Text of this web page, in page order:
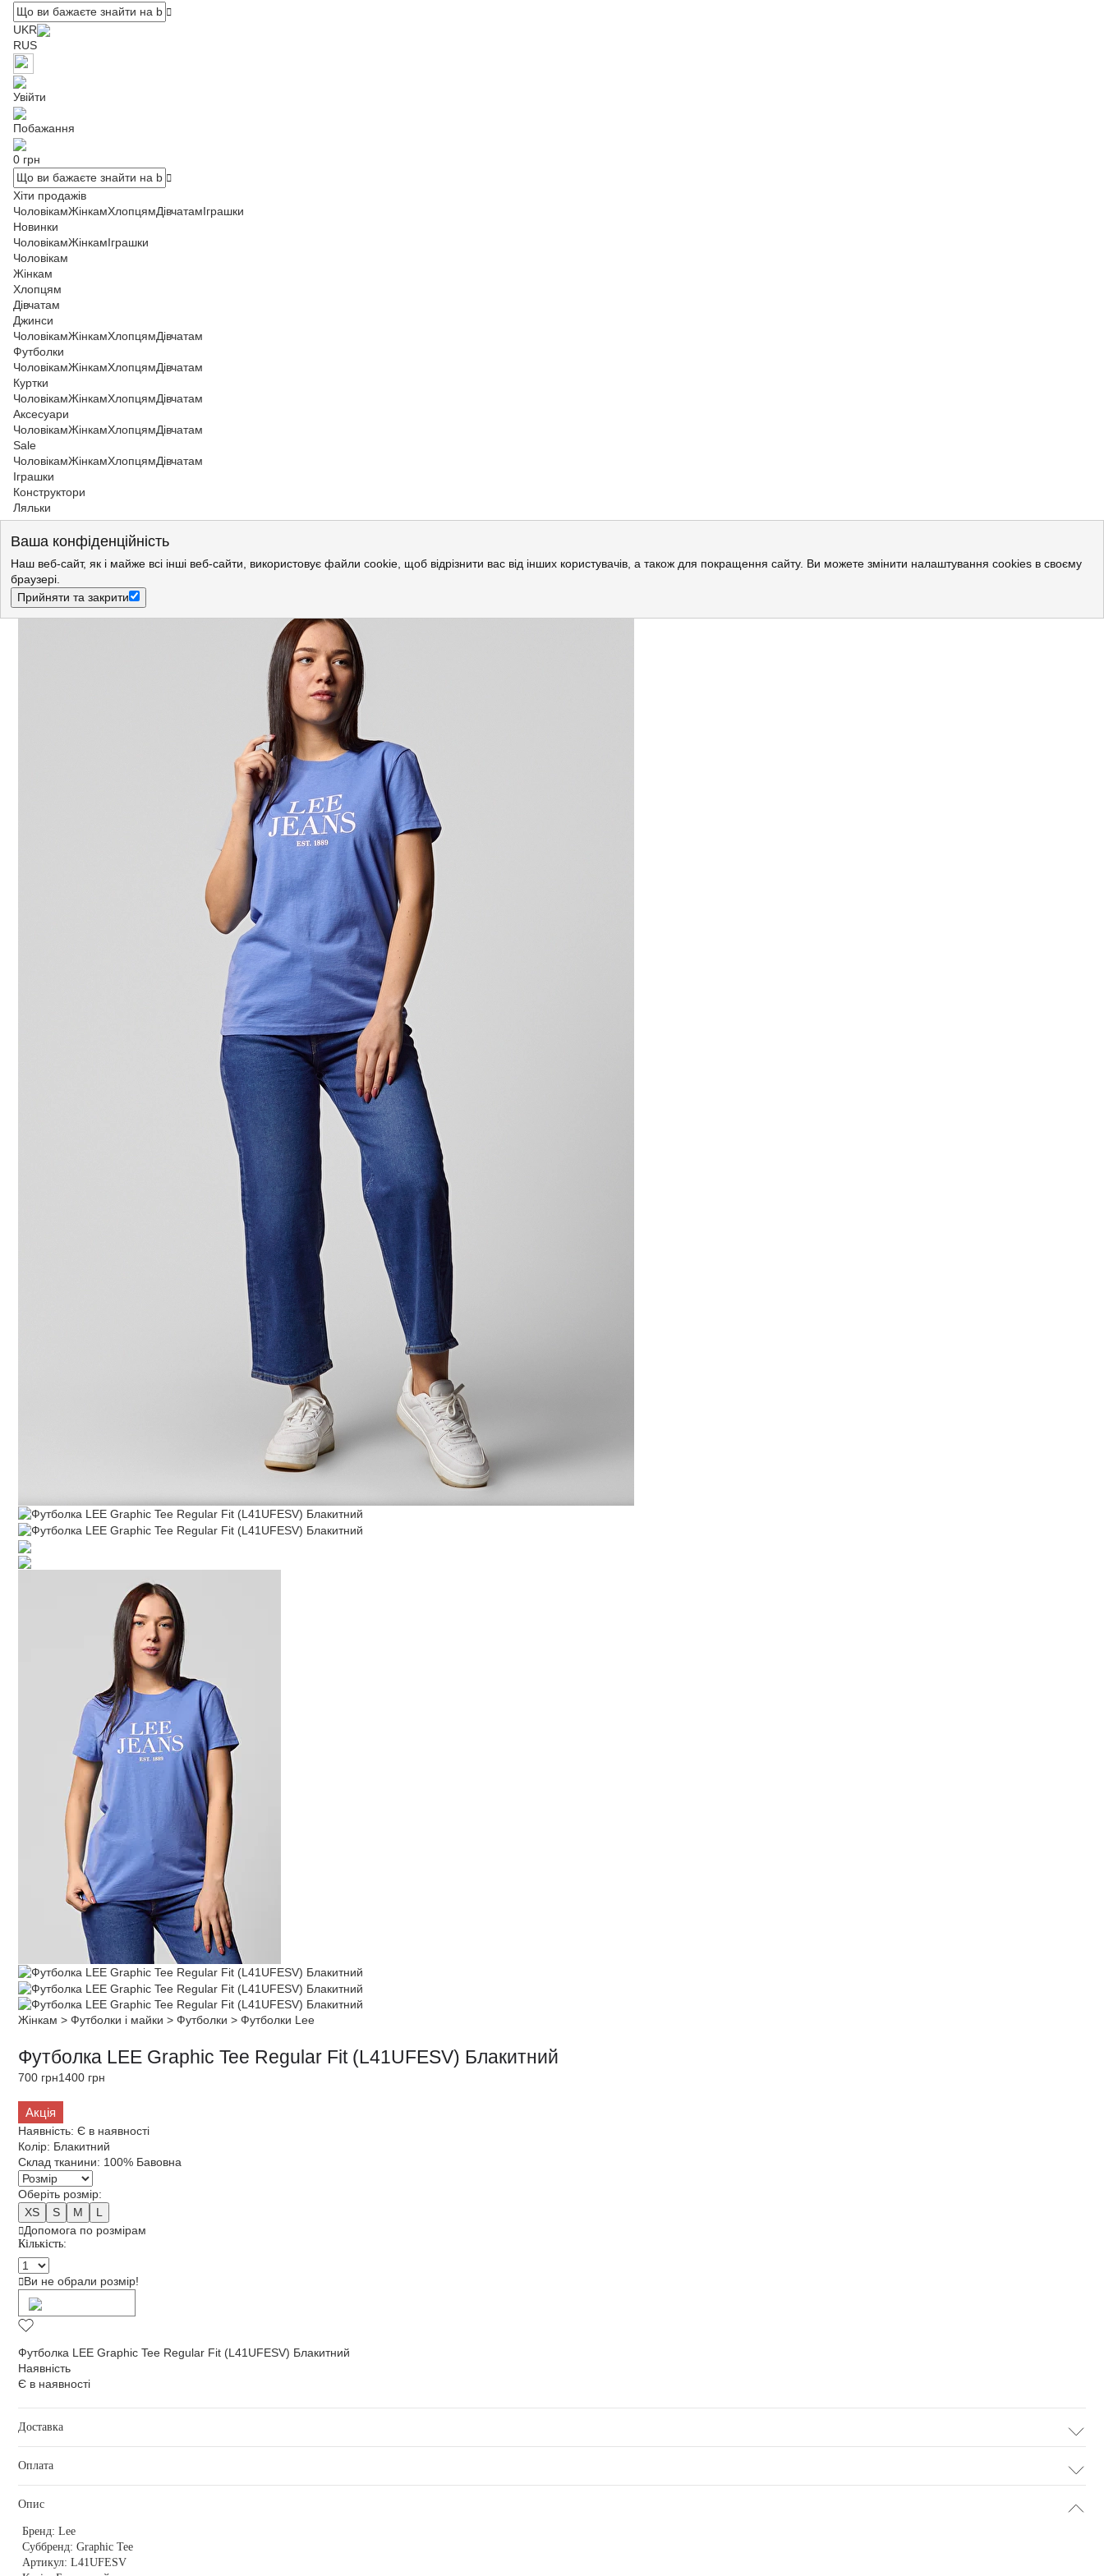
UKR
RUS
Увійти
Побажання
0 грн
Хіти продажів
ЧоловікамЖінкамХлопцямДівчатамІграшки
Новинки
ЧоловікамЖінкамІграшки
Чоловікам
Жінкам
Хлопцям
Дівчатам
Джинси
ЧоловікамЖінкамХлопцямДівчатам
Футболки
ЧоловікамЖінкамХлопцямДівчатам
Куртки
ЧоловікамЖінкамХлопцямДівчатам
Аксесуари
ЧоловікамЖінкамХлопцямДівчатам
Sale
ЧоловікамЖінкамХлопцямДівчатам
Іграшки
Конструктори
Ляльки
Ваша конфіденційність
Наш веб-сайт, як і майже всі інші веб-сайти, використовує файли cookie, щоб відрізнити вас від інших користувачів, а також для покращення сайту. Ви можете змінити налаштування cookies в своєму
браузері.
Прийняти та закрити
Жінкам>Футболки і майки>Футболки>Футболки Lee
Футболка LEE Graphic Tee Regular Fit (L41UFESV) Блакитний
Жінкам > Футболки і майки > Футболки > Футболки Lee
Футболка LEE Graphic Tee Regular Fit (L41UFESV) Блакитний
700 грн1400 грн
Акція
Наявність: Є в наявності
Колір: Блакитний
Склад тканини: 100% Бавовна
Оберіть розмір:
XS
S M
L
Допомога по розмірам
Кількість:
Ви не обрали розмір!
Додати в кошик
Футболка LEE Graphic Tee Regular Fit (L41UFESV) Блакитний
Наявність
Є в наявності
Доставка
Оплата
Опис
Бренд: Lee
Суббренд: Graphic Tee
Артикул: L41UFESV